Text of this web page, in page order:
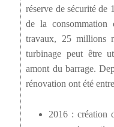
réserve de sécurité de
de la consommation
travaux, 25 millions
turbinage peut être
amont du barrage.
rénovation ont été
2016 : création